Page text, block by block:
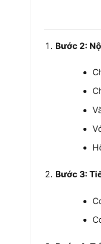
Bước 2:
Bước 3: